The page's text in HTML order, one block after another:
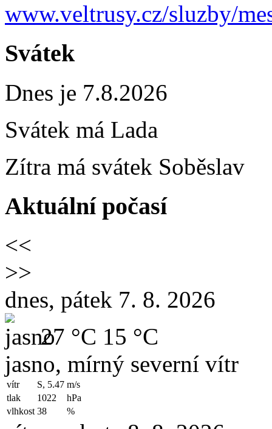
www.veltrusy.cz/sluzby/
Svátek
Dnes je 7.8.2026
Svátek má Lada
Zítra má svátek Soběslav
Aktuální počasí
<<
>>
dnes, pátek 7. 8. 2026
27 °C 15 °C
jasno, mírný severní vítr
vítr S, 5.47 m/s
tlak
1022
hPa
vlhkost 38 %